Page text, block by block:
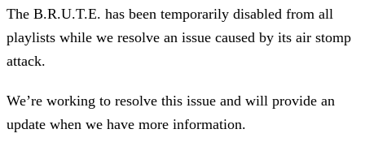
The B.R.U.T.E. has been temporarily disabled from all
playlists while we resolve an issue caused by its air stomp
attack.
We’re working to resolve this issue and will provide an
update when we have more information.